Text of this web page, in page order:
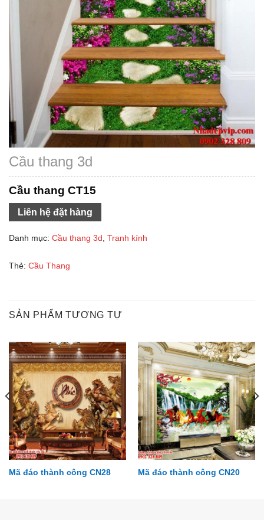
Cầu thang 3d
Cầu thang CT15
Liên hệ đặt hàng
Danh mục: Cầu thang 3d Tranh kính
Thẻ: Cầu Thang
SẢN PHẨM TƯƠNG TỰ
Mã đáo thành công CN28 Mã đáo thành công CN20